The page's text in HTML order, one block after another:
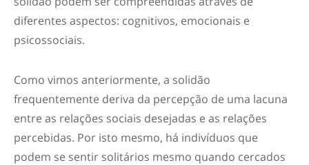
diferentes aspectos: cognitivos, emocionais e
psicossociais.
Como vimos anteriormente, a solidão
frequentemente deriva da percepção de uma lacuna
entre as relações sociais desejadas e as relações
percebidas. Por isto mesmo, há indivíduos que
podem se sentir solitários mesmo quando cercados